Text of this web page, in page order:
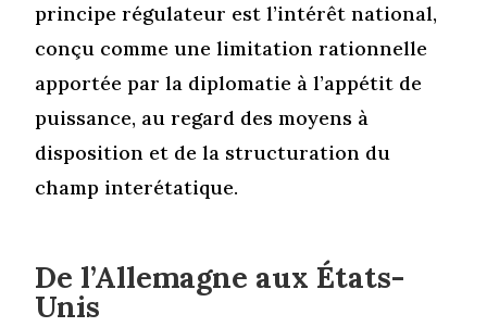
principe régulateur est l’intérêt national,
conçu comme une limitation rationnelle
apportée par la diplomatie à l’appétit de
puissance, au regard des moyens à
disposition et de la structuration du
champ interétatique.
De l’Allemagne aux États-
Unis